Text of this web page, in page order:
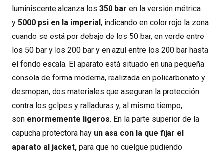
luminiscente alcanza los 350 bar en la versión métrica
y 5000 psi en la imperial, indicando en color rojo la zona
cuando se está por debajo de los 50 bar, en verde entre
los 50 bar y los 200 bar y en azul entre los 200 bar hasta
el fondo escala. El aparato está situado en una pequeña
consola de forma moderna, realizada en policarbonato y
desmopan, dos materiales que aseguran la protección
contra los golpes y ralladuras y, al mismo tiempo,
son enormemente ligeros. En la parte superior de la
capucha protectora hay un asa con la que fijar el
aparato al jacket, para que no cuelgue pudiendo